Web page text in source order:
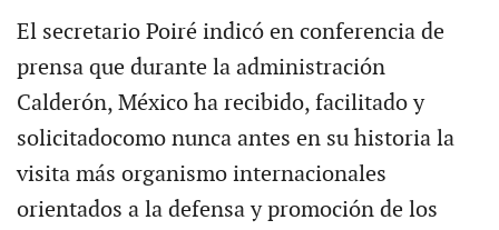
El secretario Poiré indicó en conferencia de
prensa que durante la administración
Calderón, México ha recibido, facilitado y
solicitadocomo nunca antes en su historia la
visita más organismo internacionales
orientados a la defensa y promoción de los